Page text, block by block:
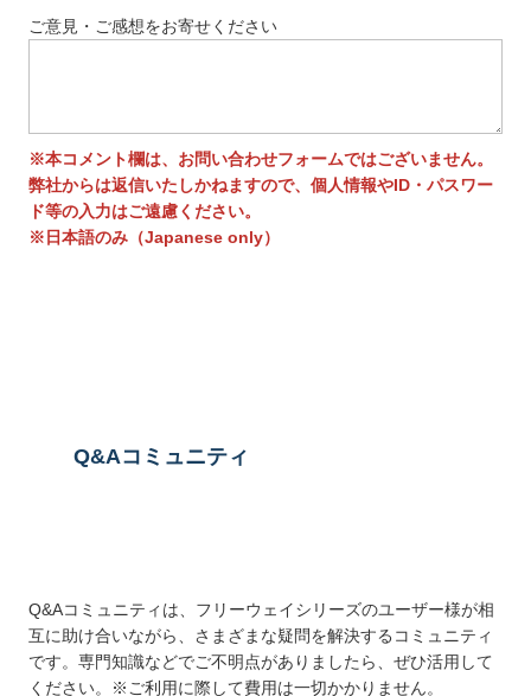
ご意見・ご感想をお寄せください
※本コメント欄は、お問い合わせフォームではございません。
弊社からは返信いたしかねますので、個人情報やID・パスワー
ド等の入力はご遠慮ください。
※日本語のみ（Japanese only）
Q&Aコミュニティ
Q&Aコミュニティは、フリーウェイシリーズのユーザー様が相
互に助け合いながら、さまざまな疑問を解決するコミュニティ
です。専門知識などでご不明点がありましたら、ぜひ活用して
ください。※ご利用に際して費用は一切かかりません。